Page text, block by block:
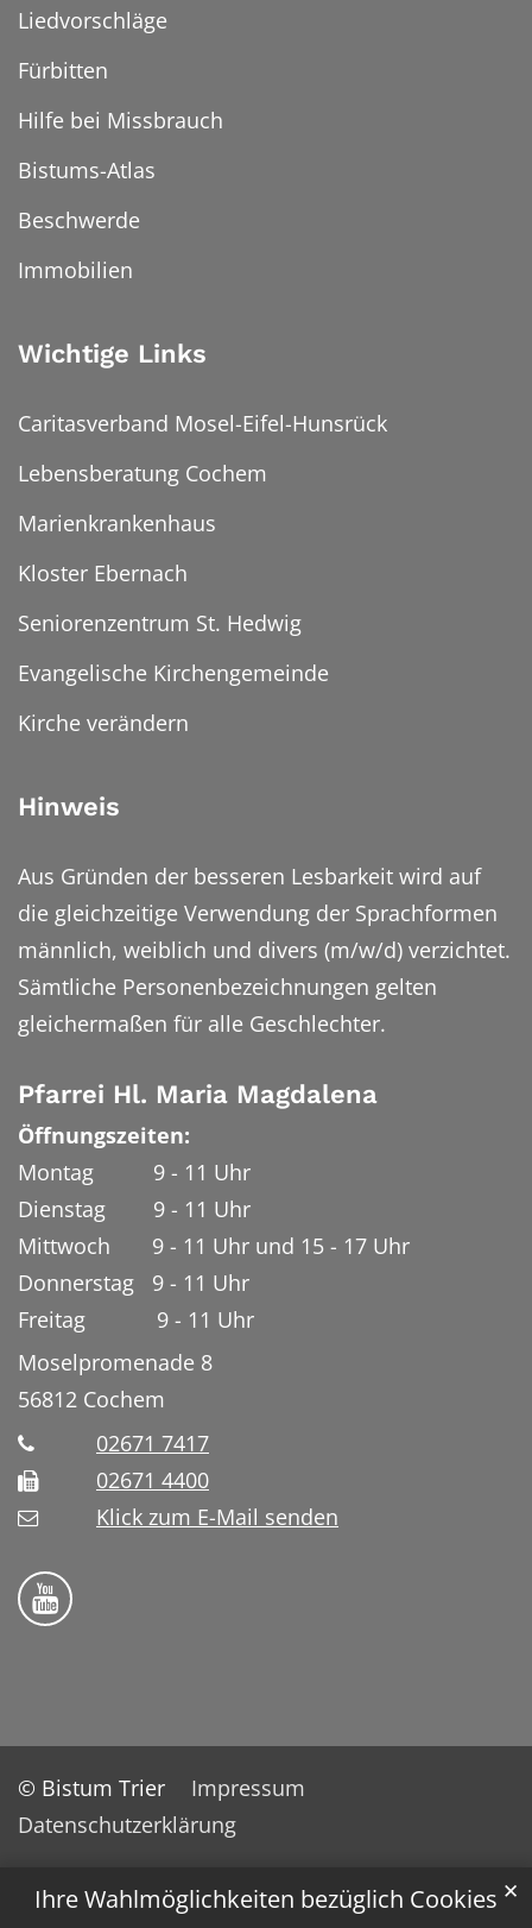
Ihre Wahlmöglichkeiten bezüglich Cookies ✕
Liedvorschläge
Fürbitten
Hilfe bei Missbrauch
Bistums-Atlas
Beschwerde
Immobilien
Wichtige Links
Caritasverband Mosel-Eifel-Hunsrück
Lebensberatung Cochem
Marienkrankenhaus
Kloster Ebernach
Seniorenzentrum St. Hedwig
Evangelische Kirchengemeinde
Kirche verändern
Hinweis
Aus Gründen der besseren Lesbarkeit wird auf
die gleichzeitige Verwendung der Sprachformen
männlich, weiblich und divers (m/w/d) verzichtet.
Sämtliche Personenbezeichnungen gelten
gleichermaßen für alle Geschlechter.
Pfarrei Hl. Maria Magdalena
Öffnungszeiten:
Montag 9 - 11 Uhr
Dienstag 9 - 11 Uhr
Mittwoch 9 - 11 Uhr und 15 - 17 Uhr
Donnerstag 9 - 11 Uhr
Freitag 9 - 11 Uhr
Moselpromenade 8
56812 Cochem
02671 7417
02671 4400
Klick zum E-Mail senden
Bistum Trier auf YouTube
© Bistum Trier
Impressum
Datenschutzerklärung